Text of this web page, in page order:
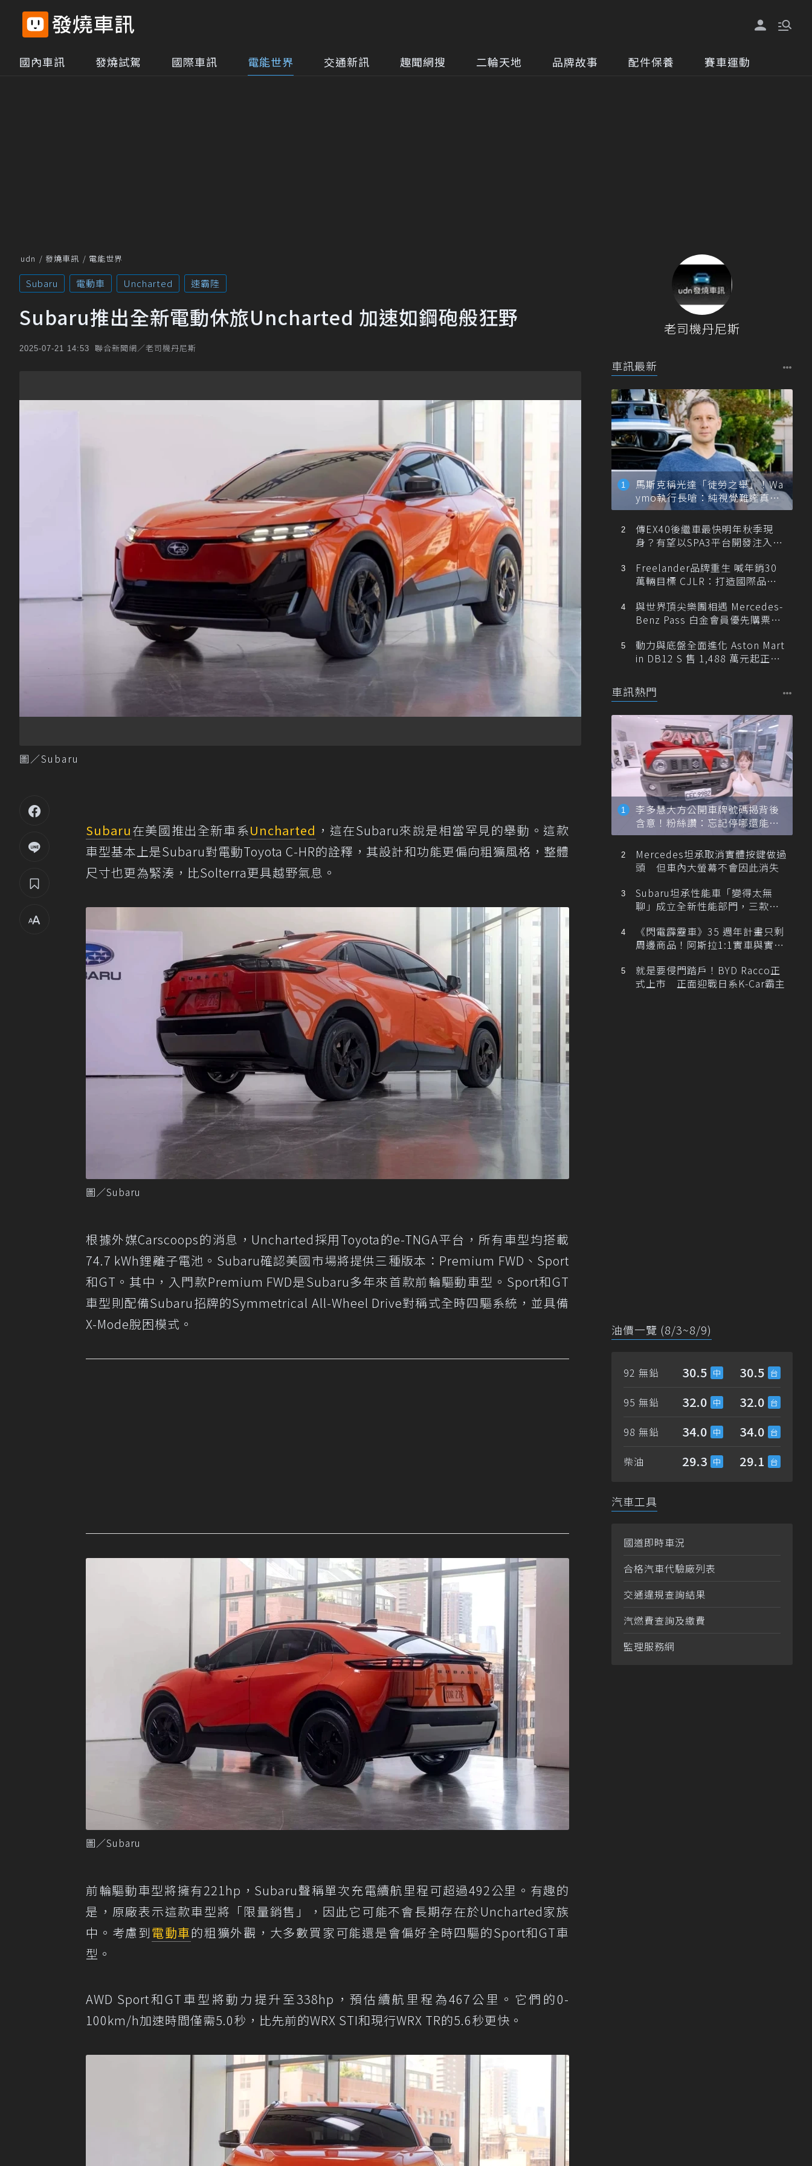
國內車訊 發燒試駕 國際車訊 電能世界 交通新訊 趣聞網搜 二輪天地 品牌故事 配件保養 賽車運動
udn 發燒車訊 電能世界
Subaru 電動車 Uncharted 速霸陸
Subaru推出全新電動休旅Uncharted 加速如鋼砲般狂野
2025-07-21 14:53 聯合新聞網／老司機丹尼斯
圖／Subaru
Subaru在美國推出全新車系Uncharted ，這在Subaru來說是相當罕見的舉動。這款
車型基本上是Subaru對電動Toyota C-HR的詮釋，其設計和功能更偏向粗獷風格，整體
尺寸也更為緊湊，比Solterra更具越野氣息。
圖／Subaru
根據外媒Carscoops的消息 ，Uncharted採用Toyota的e-TNGA平台，所有車型均搭載
74.7 kWh鋰離子電池。Subaru確認美國市場將提供三種版本：Premium FWD、Sport
和GT。其中，入門款Premium FWD是Subaru多年來首款前輪驅動車型。Sport和GT
車型則配備Subaru招牌的Symmetrical All-Wheel Drive對稱式全時四驅系統，並具備
X-Mode脫困模式。
圖／Subaru
前輪驅動車型將擁有221hp，Subaru聲稱單次充電續航里程可超過492公里。有趣的
是，原廠表示這款車型將「限量銷售」，因此它可能不會長期存在於Uncharted家族
中。考慮到電動車的粗獷外觀，大多數買家可能還是會偏好全時四驅的Sport和GT車
型。
AWD Sport和GT車型將動力提升至338hp，預估續航里程為467公里。它們的0-
100km/h加速時間僅需5.0秒，比先前的WRX STI和現行WRX TR的5.6秒更快。
老司機丹尼斯
車訊最新
馬斯克稱光達「徒勞之舉」！Wa
ymo執行長嗆：純視覺難達真正
自動駕駛
傳EX40後繼車最快明年秋季現
身？有望以SPA3平台開發注入80
Freelander品牌重生 喊年銷30
萬輛目標 CJLR：打造國際品牌
與世界頂尖樂團相遇 Mercedes-
Benz Pass 白金會員優先購票維
動力與底盤全面進化 Aston Mart
in DB12 S 售 1,488 萬元起正式
車訊熱門
李多慧大方公開車牌號碼揭背後
含意！粉絲讚：忘記停哪還能幫
忙找車
Mercedes坦承取消實體按鍵做過
頭 但車內大螢幕不會因此消失
Subaru坦承性能車「變得太無
聊」成立全新性能部門，三款手
《閃電霹靂車》35 週年計畫只剩
周邊商品！阿斯拉1:1實車與實體
就是要侵門踏戶！BYD Racco正
式上市 正面迎戰日系K-Car霸主
油價一覽 (8/3~8/9)
92 無鉛 30.5 30.5
95 無鉛 32.0 32.0
98 無鉛 34.0 34.0
柴油 29.3 29.1
汽車工具
國道即時車況
合格汽車代驗廠列表
交通違規查詢結果
汽燃費查詢及繳費
監理服務網